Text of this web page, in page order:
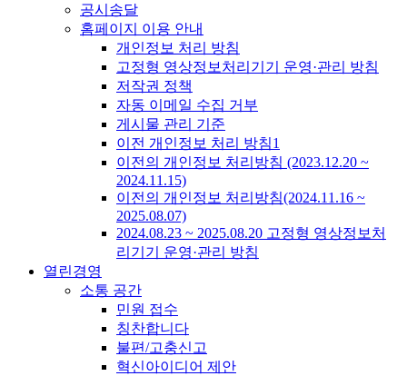
공시송달
홈페이지 이용 안내
개인정보 처리 방침
고정형 영상정보처리기기 운영·관리 방침
저작권 정책
자동 이메일 수집 거부
게시물 관리 기준
이전 개인정보 처리 방침1
이전의 개인정보 처리방침 (2023.12.20 ~
2024.11.15)
이전의 개인정보 처리방침(2024.11.16 ~
2025.08.07)
2024.08.23 ~ 2025.08.20 고정형 영상정보처
리기기 운영·관리 방침
열린경영
소통 공간
민원 접수
칭찬합니다
불편/고충신고
혁신아이디어 제안